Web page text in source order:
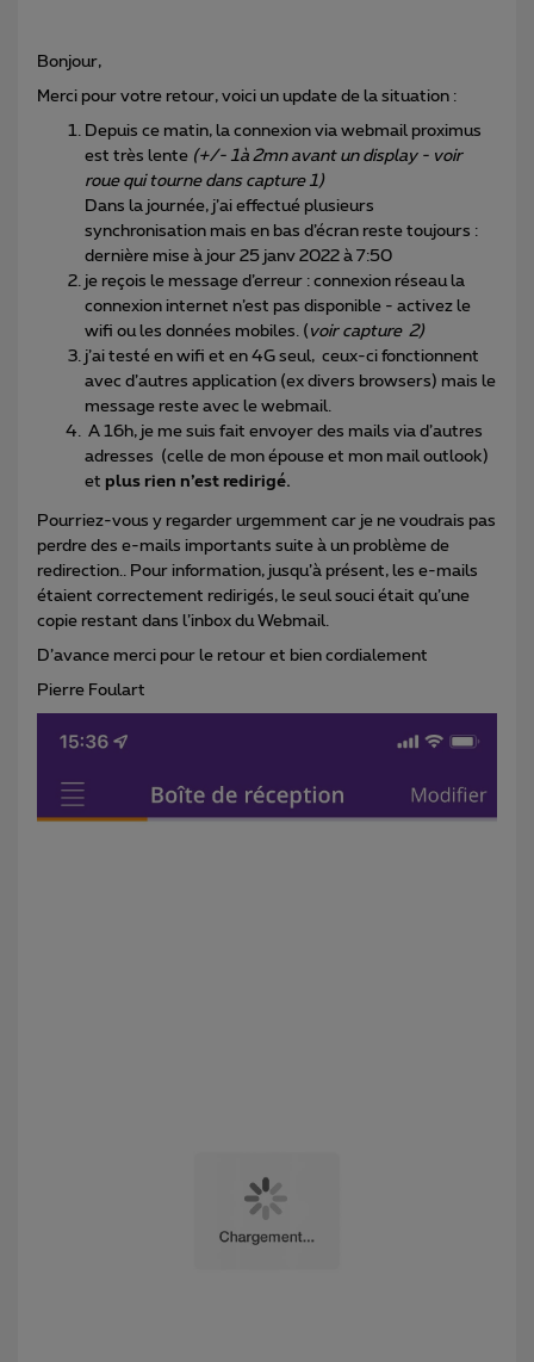
Bonjour,
Merci pour votre retour, voici un update de la situation :
Depuis ce matin, la connexion via webmail proximus
est très lente (+/- 1à 2mn avant un display - voir
roue qui tourne dans capture 1)
Dans la journée, j’ai effectué plusieurs
synchronisation mais en bas d’écran reste toujours :
dernière mise à jour 25 janv 2022 à 7:50
je reçois le message d’erreur : connexion réseau la
connexion internet n’est pas disponible - activez le
wifi ou les données mobiles. ( voir capture 2)
j’ai testé en wifi et en 4G seul, ceux-ci fonctionnent
avec d’autres application (ex divers browsers) mais le
message reste avec le webmail.
A 16h, je me suis fait envoyer des mails via d’autres
adresses (celle de mon épouse et mon mail outlook)
et plus rien n’est redirigé.
Pourriez-vous y regarder urgemment car je ne voudrais pas
perdre des e-mails importants suite à un problème de
redirection.. Pour information, jusqu’à présent, les e-mails
étaient correctement redirigés, le seul souci était qu’une
copie restant dans l’inbox du Webmail.
D’avance merci pour le retour et bien cordialement
Pierre Foulart